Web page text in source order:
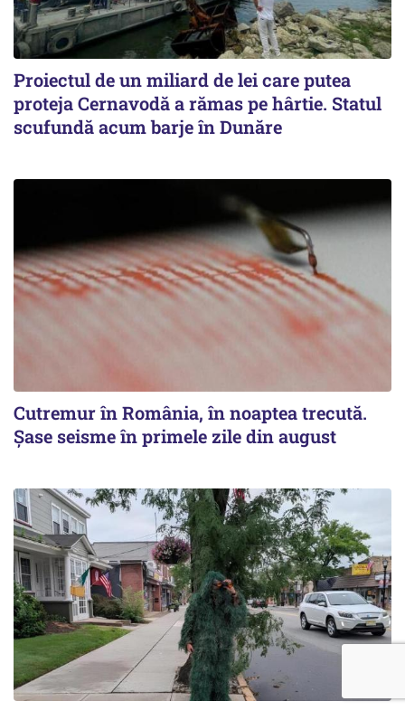
Proiectul de un miliard de lei care putea
proteja Cernavodă a rămas pe hârtie. Statul
scufundă acum barje în Dunăre
Cutremur în România, în noaptea trecută.
Șase seisme în primele zile din august